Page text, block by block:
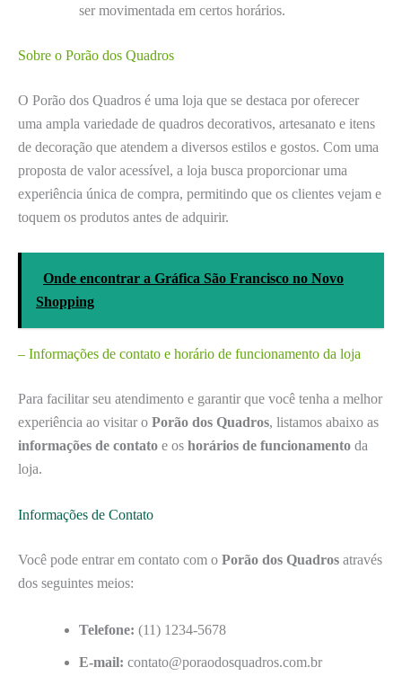
ser movimentada em certos horários.
Sobre o Porão dos Quadros
O Porão dos Quadros é uma loja que se destaca por oferecer
uma ampla variedade de quadros decorativos, artesanato e itens
de decoração que atendem a diversos estilos e gostos. Com uma
proposta de valor acessível, a loja busca proporcionar uma
experiência única de compra, permitindo que os clientes vejam e
toquem os produtos antes de adquirir.
Onde encontrar a Gráfica São Francisco no Novo
Shopping
– Informações de contato e horário de funcionamento da loja
Para facilitar seu atendimento e garantir que você tenha a melhor
experiência ao visitar o Porão dos Quadros, listamos abaixo as
informações de contato e os horários de funcionamento da
loja.
Informações de Contato
Você pode entrar em contato com o Porão dos Quadros através
dos seguintes meios:
Telefone: (11) 1234-5678
E-mail: contato@poraodosquadros.com.br